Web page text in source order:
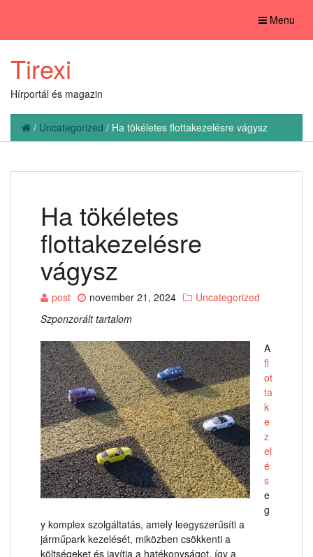
Toggle
Menu
Tirexi
Hírportál és magazin
/ Uncategorized / Ha tökéletes flottakezelésre vágysz
Ha tökéletes
flottakezelésre
vágysz
post november 21, 2024
Uncategorized
Szponzorált tartalom
A
fl
ot
ta
k
e
z
el
é
s
e
g
y komplex szolgáltatás, amely leegyszerűsíti a
járműpark kezelését, miközben csökkenti a
költségeket és javítja a hatékonyságot, így a